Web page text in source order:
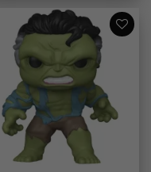
Add to
wishlist